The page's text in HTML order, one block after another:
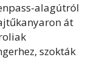
alagútról
át
szokták